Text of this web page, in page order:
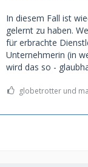
In diesem Fall ist
gelernt zu haben.
für erbrachte
Unternehmerin (in
wird das so -
globetrotter und